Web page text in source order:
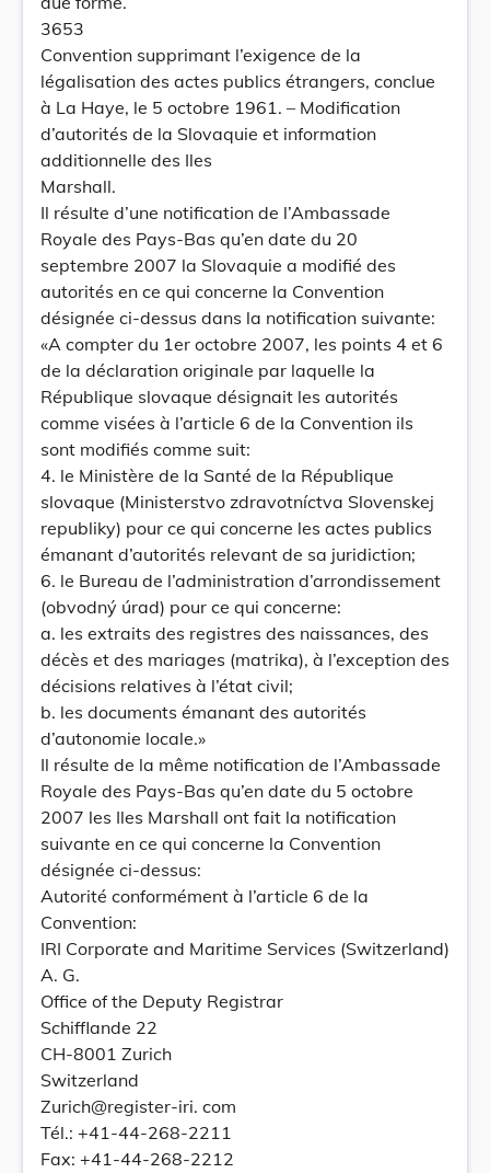
3653
Convention supprimant l’exigence de la
légalisation des actes publics étrangers, conclue
à La Haye, le 5 octobre 1961. – Modification
d’autorités de la Slovaquie et information
additionnelle des Iles
Marshall.
Il résulte d’une notification de l’Ambassade
Royale des Pays-Bas qu’en date du 20
septembre 2007 la Slovaquie a modifié des
autorités en ce qui concerne la Convention
désignée ci-dessus dans la notification suivante:
«A compter du 1er octobre 2007, les points 4 et 6
de la déclaration originale par laquelle la
République slovaque désignait les autorités
comme visées à l’article 6 de la Convention ils
sont modifiés comme suit:
4. le Ministère de la Santé de la République
slovaque (Ministerstvo zdravotníctva Slovenskej
republiky) pour ce qui concerne les actes publics
émanant d’autorités relevant de sa juridiction;
6. le Bureau de l’administration d’arrondissement
(obvodný úrad) pour ce qui concerne:
a. les extraits des registres des naissances, des
décès et des mariages (matrika), à l’exception des
décisions relatives à l’état civil;
b. les documents émanant des autorités
d’autonomie locale.»
Il résulte de la même notification de l’Ambassade
Royale des Pays-Bas qu’en date du 5 octobre
2007 les Iles Marshall ont fait la notification
suivante en ce qui concerne la Convention
désignée ci-dessus:
Autorité conformément à l’article 6 de la
Convention:
IRI Corporate and Maritime Services (Switzerland)
A. G.
Office of the Deputy Registrar
Schifflande 22
CH-8001 Zurich
Switzerland
Zurich@register-iri. com
Tél.: +41-44-268-2211
Fax: +41-44-268-2212